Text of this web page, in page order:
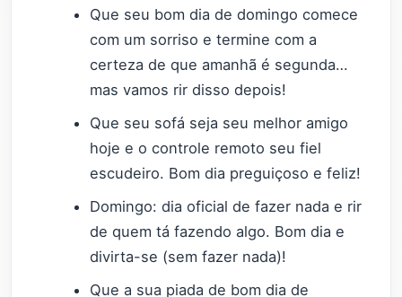
Que seu bom dia de domingo comece
com um sorriso e termine com a
certeza de que amanhã é segunda…
mas vamos rir disso depois!
Que seu sofá seja seu melhor amigo
hoje e o controle remoto seu fiel
escudeiro. Bom dia preguiçoso e feliz!
Domingo: dia oficial de fazer nada e rir
de quem tá fazendo algo. Bom dia e
divirta-se (sem fazer nada)!
Que a sua piada de bom dia de